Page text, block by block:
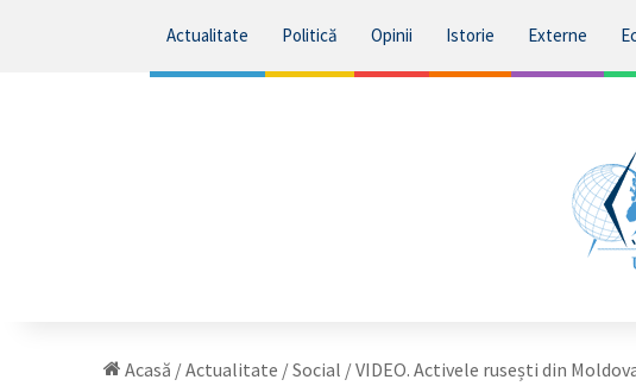
Actualitate Politică Opinii Istorie Externe
Acasă /Actualitate /Social /VIDEO. Activele rusești din